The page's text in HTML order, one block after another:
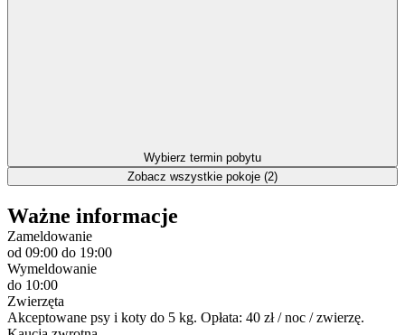
Wybierz termin pobytu
Zobacz wszystkie pokoje (2)
Ważne informacje
Zameldowanie
od 09:00 do 19:00
Wymeldowanie
do 10:00
Zwierzęta
Akceptowane psy i koty do 5 kg. Opłata: 40 zł / noc / zwierzę.